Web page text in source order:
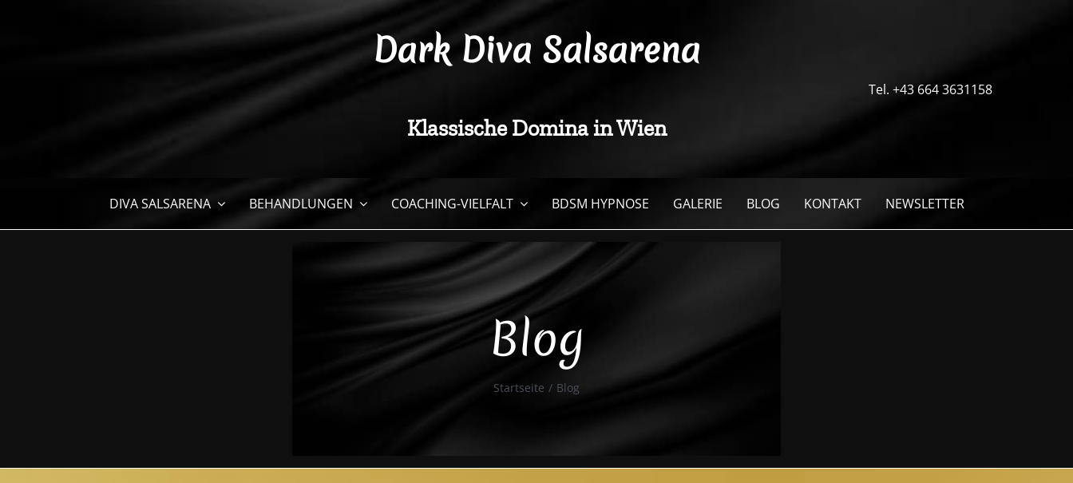
Dark Diva Salsarena
Klassische Domina in Wien
Tel. +43 664 3631158
DIVA SALSARENA BEHANDLUNGEN COACHING-VIELFALT BDSM HYPNOSE GALERIE BLOG KONTAKT NEWSLETTER
Blog
Startseite / Blog